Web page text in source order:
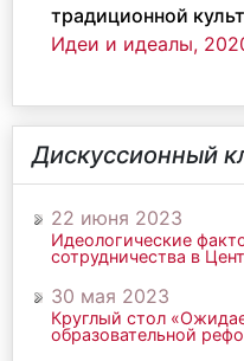
традиционной
Идеи и идеалы,
Дискуссионный
22 июня 2023
Идеологические
сотрудничества в
30 мая 2023
Круглый стол
образовательной